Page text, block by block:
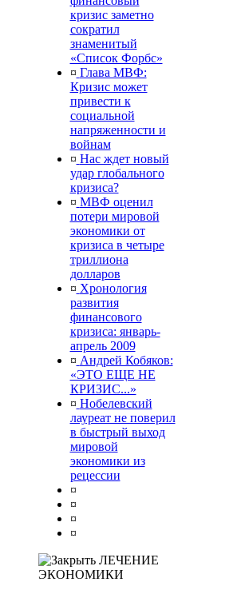
кризис заметно
сократил
знаменитый
«Список Форбс»
¤ Глава МВФ:
Кризис может
привести к
социальной
напряженности и
войнам
¤ Нас ждет новый
удар глобального
кризиса?
¤ МВФ оценил
потери мировой
экономики от
кризиса в четыре
триллиона
долларов
¤ Хронология
развития
финансового
кризиса: январь-
апрель 2009
¤ Андрей Кобяков:
«ЭТО ЕЩЕ НЕ
КРИЗИС...»
¤ Нобелевский
лауреат не поверил
в быстрый выход
мировой
экономики из
рецессии
¤
¤
¤
¤
ЛЕЧЕНИЕ
ЭКОНОМИКИ